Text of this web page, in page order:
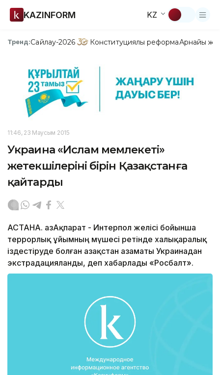
KAZINFORM KZ
Тренд:Сайлау-2026 Конституциялық реформаАрнайы
11:46, 23 Маусым 2015
Украина «Ислам мемлекеті»
жетекшілерінің бірін Қазақстанға
қайтарды
АСТАНА. ҚазАқпарат - Интерпол желісі бойынша
террорлық ұйымның мүшесі ретінде халықаралық
іздестіруде болған Қазақстан азаматы Украинадан
экстрадацияланды, деп хабарлады «Росбалт».